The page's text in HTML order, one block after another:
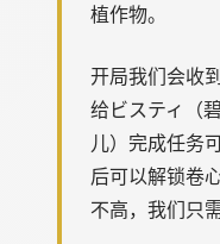
植作物。
开局我们会收
给ビスティ（
儿）完成任务
后可以解锁卷
不高，我们只